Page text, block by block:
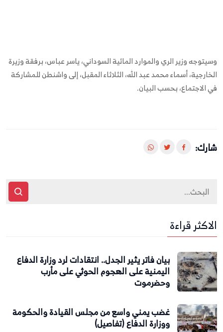
وسيتوجه وزير الري والموارد المائية السوداني، ياسر عباس، برفقة وزيرة
الخارجية، أسماء محمد عبد الله، الثلاثاء المقبل، إلى واشنطن للمشاركة
في الاجتماع، بحسب البيان.
شارك:
الاكثر قراءة
بيان فاتر يثير الجدل.. انتقادات لرد وزارة الدفاع
اليمنية على الهجوم الحوثي على مأرب
وحضرموت
غضب يمني واسع من مجلس القيادة والحكومة
ووزارة الدفاع (تفاصيل)